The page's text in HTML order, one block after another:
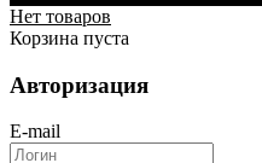
Нет товаров
Корзина пуста
Авторизация
E-mail